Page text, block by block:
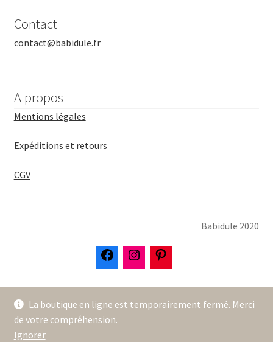
Contact
contact@babidule.fr
A propos
Mentions légales
Expéditions et retours
CGV
Babidule 2020
La boutique en ligne est temporairement fermé. Merci
de votre compréhension.
Ignorer